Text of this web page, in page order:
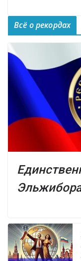
Всё о рекордах